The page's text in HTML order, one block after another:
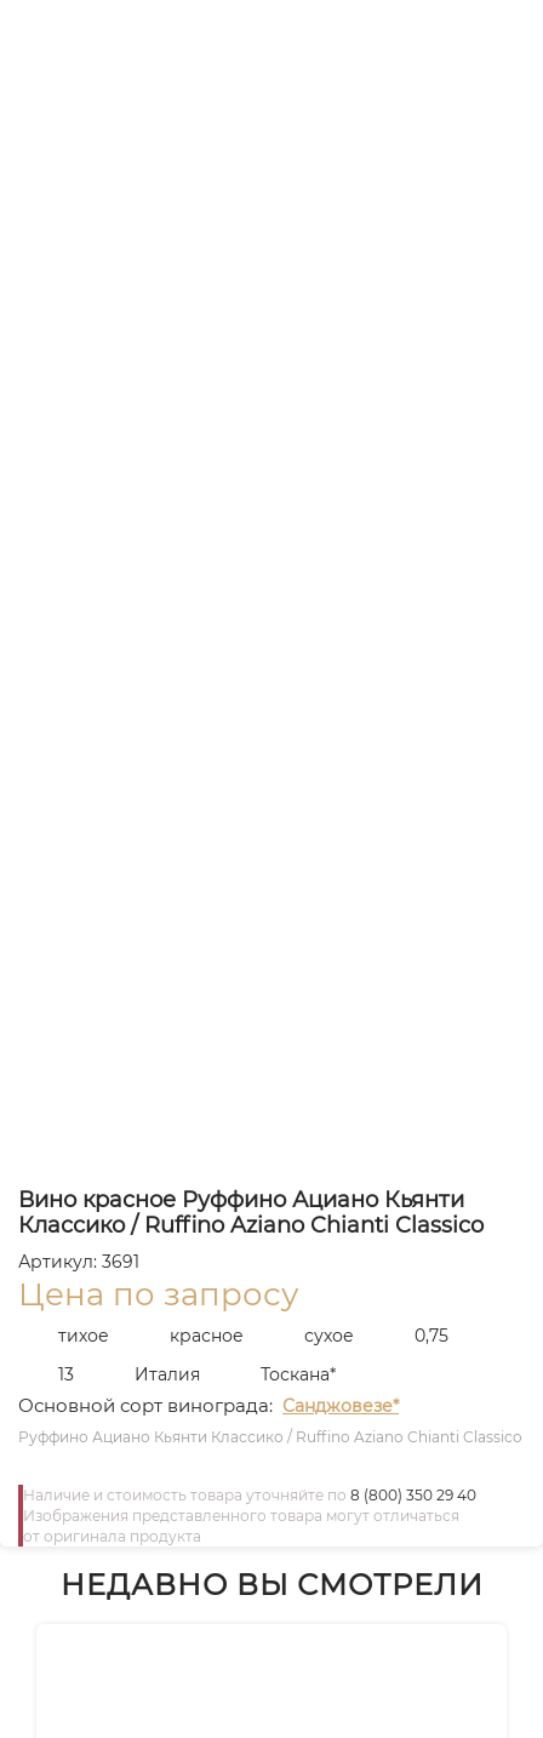
Вино красное Руффино Ациано Кьянти
Классико / Ruffino Aziano Chianti Classico
Артикул: 3691
Цена по запросу
тихое красное сухое
0,75
13
Италия Тоскана*
Основной сорт винограда: Санджовезе*
Руффино Ациано Кьянти Классико / Ruffino Aziano Chianti Classico
Наличие и стоимость товара уточняйте по 8 (800) 350 29 40
Изображения представленного товара могут отличаться
от оригинала продукта
НЕДАВНО ВЫ СМОТРЕЛИ